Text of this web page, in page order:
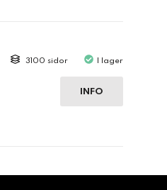
3100 sidor I lager
INFO